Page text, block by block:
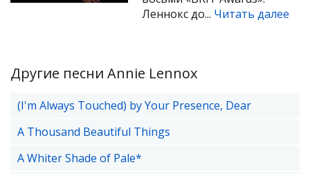
Леннокс до... Читать далее
Другие песни Annie Lennox
(I'm Always Touched) by Your Presence, Dear
A Thousand Beautiful Things
A Whiter Shade of Pale*